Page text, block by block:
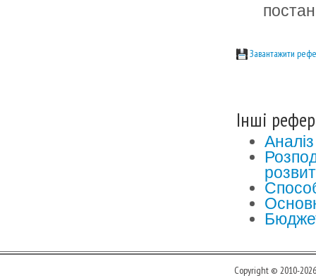
Завантажити
Інші
Copyright © 2010-